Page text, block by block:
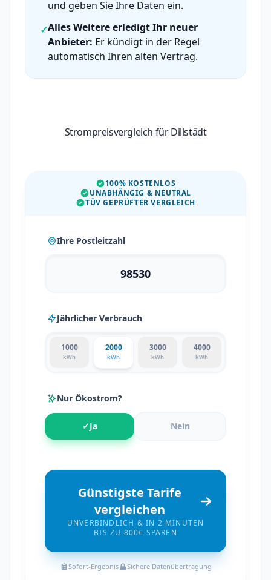
und geben Sie Ihre Daten ein.
✓Alles Weitere erledigt Ihr neuer
Anbieter: Er kündigt in der Regel
automatisch Ihren alten Vertrag.
Strompreisvergleich für Dillstädt
100% KOSTENLOS
UNABHÄNGIG & NEUTRAL
TÜV GEPRÜFTER VERGLEICH
Ihre Postleitzahl
Jährlicher Verbrauch
1000
kWh
2000
kWh
3000
kWh
4000
kWh
Nur Ökostrom?
✓Ja Nein
Günstigste Tarife
vergleichen
UNVERBINDLICH & IN 2 MINUTEN
BIS ZU 800€ SPAREN
Sofort-Ergebnis Sichere Datenübertragung